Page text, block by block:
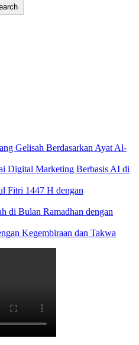
Gelisah Berdasarkan Ayat Al-
Digital Marketing Berbasis AI di
Fitri 1447 H dengan
di Bulan Ramadhan dengan
Kegembiraan dan Takwa